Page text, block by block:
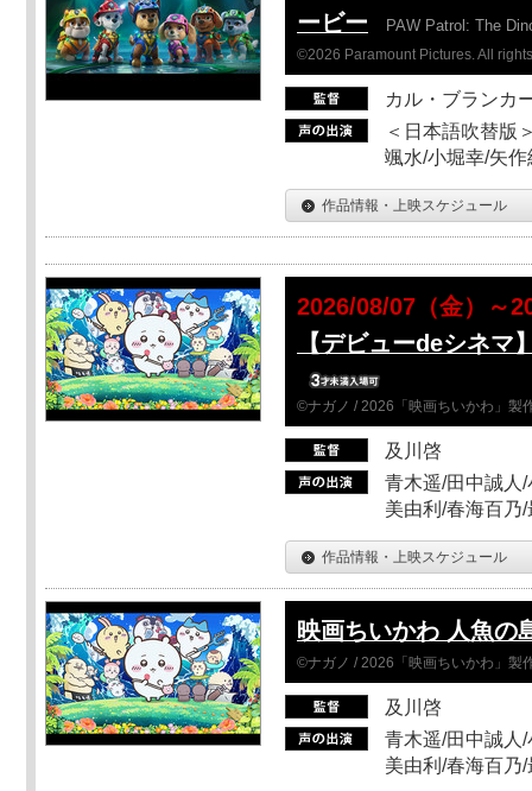
ービー
PAW Patrol: The
©2026 Paramount Pictures. All
カル・ブランカ
＜日本語吹替版
颯水/小堀幸/矢作
作品情報・上映スケジュール
2026/08/07（金）～
【デビューdeシネマ
©ナガノ / 2026「映画ちいかわ」製
及川啓
青木遥/田中誠人
美由利/春海百乃
作品情報・上映スケジュール
映画ちいかわ 人魚の
©ナガノ / 2026「映画ちいかわ」製
及川啓
青木遥/田中誠人
美由利/春海百乃